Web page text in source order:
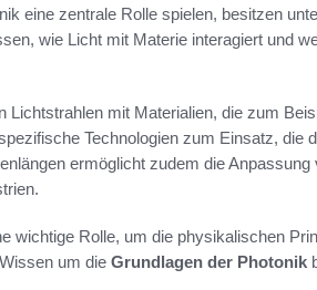
eine zentrale Rolle spielen, besitzen
wie Licht mit Materie interagiert und
mit Materialien, die zum
Technologien zum Einsatz, die
ermöglicht zudem die
wichtige Rolle, um die physikalischen
um die Grundlagen der Photonik